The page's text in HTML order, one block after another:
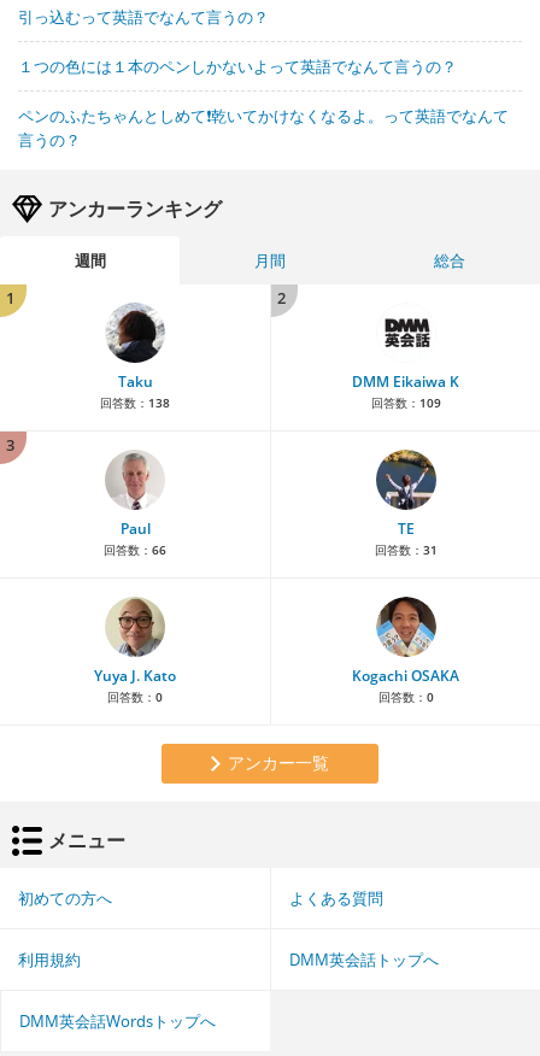
引っ込むって英語でなんて言うの？
１つの色には１本のペンしかないよって英語でなんて言うの？
ペンのふたちゃんとしめて❗乾いてかけなくなるよ。って英語でなんて
言うの？
アンカーランキング
週間 月間
総合
1
Taku
回答数： 138
2
DMM Eikaiwa K
回答数： 109
3
Paul
回答数： 66
TE
回答数： 31
Yuya J. Kato
回答数： 0
Kogachi OSAKA
回答数： 0
アンカー一覧
メニュー
初めての方へ よくある質問
利用規約 DMM英会話トップへ
DMM英会話Wordsトップへ